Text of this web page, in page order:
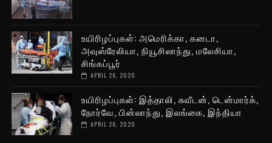
உயிரிழப்புகள்: அமெரிக்கா, கனடா,
அவுஸ்ரேலியா, நியூசிலாந்து, மலேசியா,
சிங்கப்பூர்
APRIL 26, 2020
உயிரிழப்புகள்: இத்தாலி, சுவீடன், டென்மார்க்,
நோர்வே, பின்லாந்து, இலங்கை, இந்தியா
APRIL 26, 2020